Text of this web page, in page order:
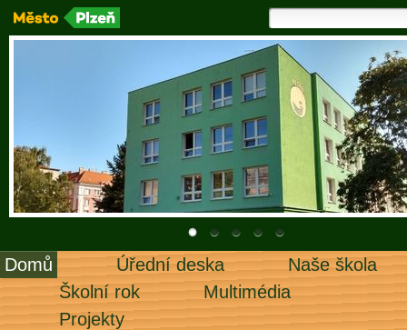
Domů Úřední deska
Naše škola
Školní rok
Multimédia
Projekty